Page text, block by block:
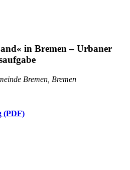
in Bremen – Urbaner
Bremen, Bremen
(PDF)